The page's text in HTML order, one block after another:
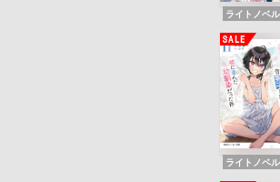
ライトノベル
ライトノベル